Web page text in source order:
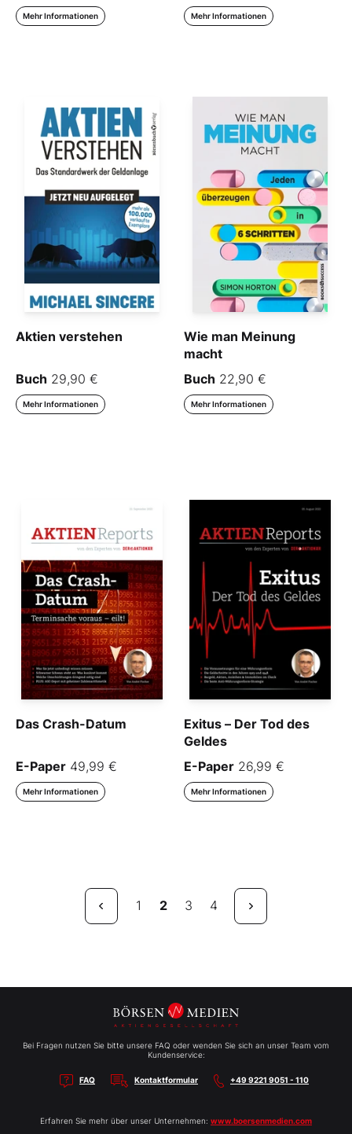
Mehr Informationen Mehr Informationen
Aktien verstehen
Buch 29,90 €
Mehr Informationen
Wie man Meinung
macht
Buch 22,90 €
Mehr Informationen
Das Crash-Datum
E-Paper 49,99 €
Mehr Informationen
Exitus – Der Tod des
Geldes
E-Paper 26,99 €
Mehr Informationen
1 2 3 4
Bei Fragen nutzen Sie bitte unsere FAQ oder wenden Sie sich an unser Team vom
Kundenservice:
FAQ Kontaktformular +49 9221 9051 - 110
Erfahren Sie mehr über unser Unternehmen: www.boersenmedien.com